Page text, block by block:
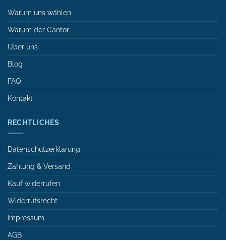
Warum uns wählen
Warum der Cantor
Über uns
Blog
FAQ
Kontakt
RECHTLICHES
Datenschutzerklärung
Zahlung & Versand
Kauf widerrufen
Widerrufsrecht
Impressum
AGB